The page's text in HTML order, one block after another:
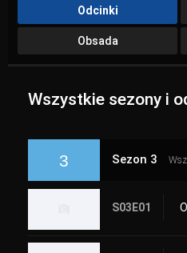
Odcinki
Obsada
Wszystkie sezony i
3 Sezon 3
S03E01